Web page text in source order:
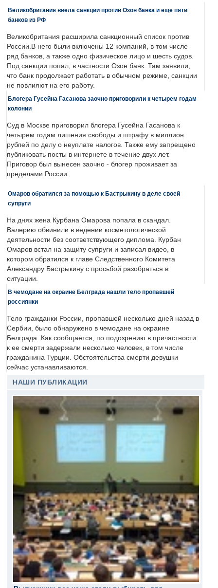
Великобритания ввела санкции против Озон банка и еще пяти
банков из РФ
Великобритания расширила санкционный список против
России.В него были включены 12 компаний, в том числе
ряд банков, а также одно физическое лицо и шесть судов.
Под санкции попал, в частности Озон банк. Там заявили,
что банк продолжает работать в обычном режиме, санкции
не повлияют на его работу.
Блогера Гусейна Гасанова заочно приговорили к четырем годам
колонии
Суд в Москве приговорил блогера Гусейна Гасанова к
четырем годам лишения свободы и штрафу в миллион
рублей по делу о неуплате налогов. Также ему запрещено
публиковать посты в интернете в течение двух лет.
Приговор был вынесен заочно - блогер проживает за
пределами России.
Омаров обратился за помощью к Бастрыкину в деле своей
супруги
На днях жена Курбана Омарова попала в скандал.
Валерию обвинили в ведении косметологической
деятельности без соответствующего диплома. Курбан
Омаров встал на защиту супруги и записал видео, в
котором обратился к главе Следственного Комитета
Александру Бастрыкину с просьбой разобраться в
ситуации.
В чемодане на окраине Белграда нашли тело пропавшей
россиянки
Тело гражданки России, пропавшей несколько дней назад в
Сербии, было обнаружено в чемодане на окраине
Белграда. Как сообщается, по подозрению в причастности
к ее смерти задержали несколько человек, в том числе
гражданина Турции. Обстоятельства смерти девушки
сейчас устанавливаются.
НАШИ ПУБЛИКАЦИИ